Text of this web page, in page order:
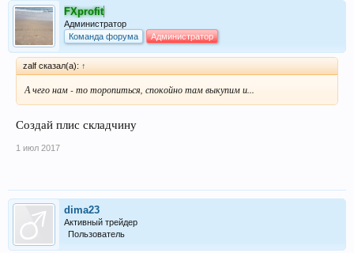
FXprofit
Администратор
Команда форума
Администратор
zalf сказал(а): ↑
А чего нам - то торопиться, спокойно там выкупим и...
Создай плис складчину
1 июл 2017
dima23
Активный трейдер
Пользователь